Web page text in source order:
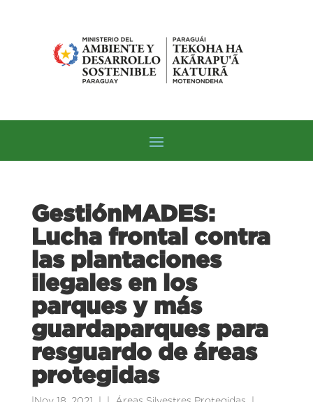
GestiónMADES:
Lucha frontal contra
las plantaciones
ilegales en los
parques y más
guardaparques para
resguardo de áreas
protegidas